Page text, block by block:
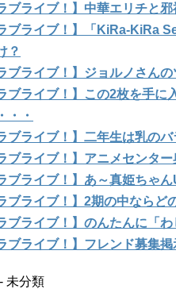
ブライブ！】中華エリチと
ブライブ！】「KiRa-KiRa
？
ブライブ！】ジョルノさん
ブライブ！】この2枚を手
・・
ブライブ！】二年生は乳の
ブライブ！】アニメセンタ
ブライブ！】あ～真姫ちゃ
ブライブ！】2期の中ならど
ブライブ！】のんたんに「
ブライブ！】フレンド募集
- 未分類